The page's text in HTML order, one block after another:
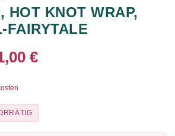
HOT KNOT WRAP,
FAIRYTALE
€